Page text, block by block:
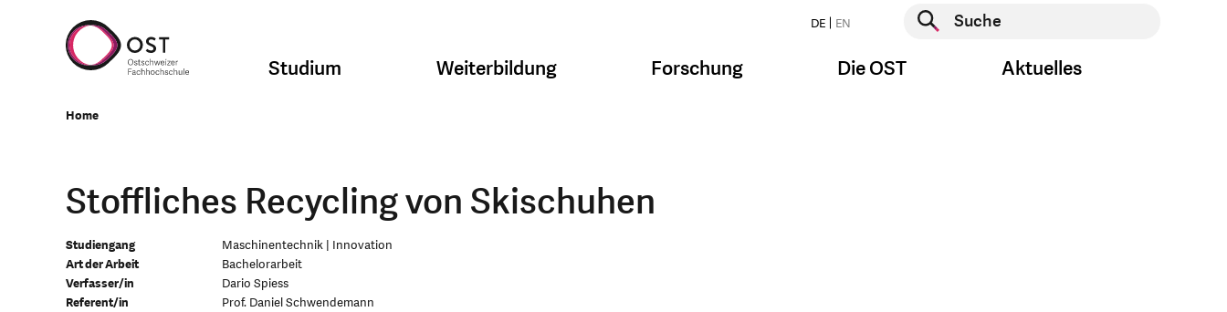
DE EN
Suche starten
Studium Weiterbildung Forschung Die OST Aktuelles
Home
Stoffliches Recycling von Skischuhen
Studiengang
Maschinentechnik | Innovation
Art der Arbeit
Bachelorarbeit
Verfasser/in
Dario Spiess
Referent/in
Prof. Daniel Schwendemann